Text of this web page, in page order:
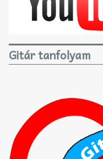
Gitár tanfolyam